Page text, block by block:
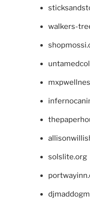
walkers-
solslite.org